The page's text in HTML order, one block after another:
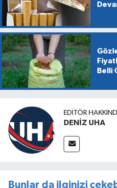
Belli
EDITÖR
DENİZ UHA
Bunlar da ilginizi